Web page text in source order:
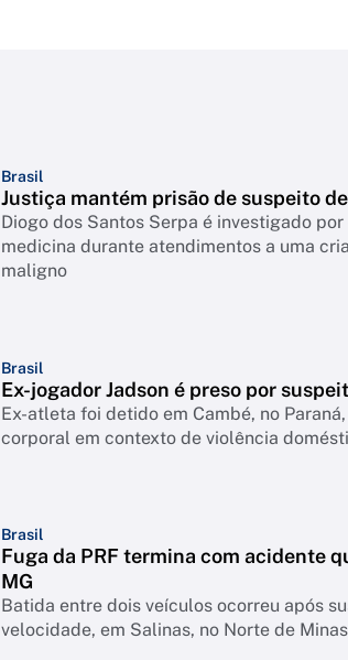
Brasil
Justiça mantém prisão de suspeito
Diogo dos Santos Serpa é investigado
medicina durante atendimentos a uma
maligno
Brasil
Ex-jogador Jadson é preso por
Ex-atleta foi detido em Cambé, no
corporal em contexto de violência
Brasil
Fuga da PRF termina com acidente
MG
Batida entre dois veículos ocorreu após
velocidade, em Salinas, no Norte de Minas